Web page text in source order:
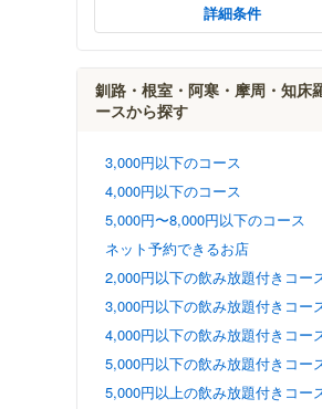
詳細条件
釧路・根室・阿寒・摩周・知床
ースから探す
3,000円以下のコース
4,000円以下のコース
5,000円〜8,000円以下のコース
ネット予約できるお店
2,000円以下の飲み放題付きコー
3,000円以下の飲み放題付きコー
4,000円以下の飲み放題付きコー
5,000円以下の飲み放題付きコー
5,000円以上の飲み放題付きコー